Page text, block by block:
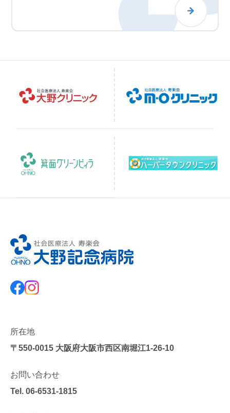
所在地
〒550-0015 大阪府大阪市西区南堀江1-26-10
お問い合わせ
Tel. 06-6531-1815